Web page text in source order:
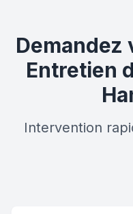
Demandez
Entretien
Intervention